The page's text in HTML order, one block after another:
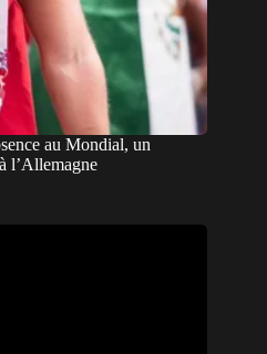
au Mondial, un
l’Allemagne